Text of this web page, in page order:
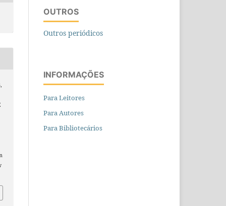
OUTROS
Outros periódicos
INFORMAÇÕES
Para Leitores
Para Autores
Para Bibliotecários